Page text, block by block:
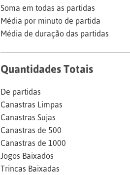
Soma em todas as partidas
Média por minuto de partida
Média de duração das partidas
Quantidades Totais
De partidas
Canastras Limpas
Canastras Sujas
Canastras de 500
Canastras de 1000
Jogos Baixados
Trincas Baixadas